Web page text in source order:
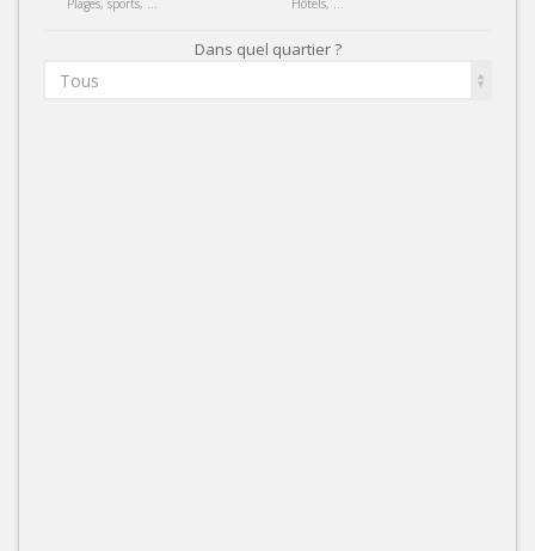
Plages, sports, ... Hôtels, ...
Dans quel quartier ?
Tous